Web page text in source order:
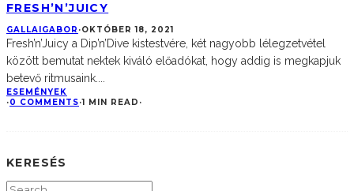
FRESH’N’JUICY
GALLAIGABOR ·OKTÓBER 18, 2021
Fresh’n’Juicy a Dip’n’Dive kistestvére, két nagyobb lélegzetvétel
között bemutat nektek kiváló előadókat, hogy addig is megkapjuk
betevő ritmusaink.
ESEMÉNYEK
·0 COMMENTS·1 MIN READ ·
KERESÉS